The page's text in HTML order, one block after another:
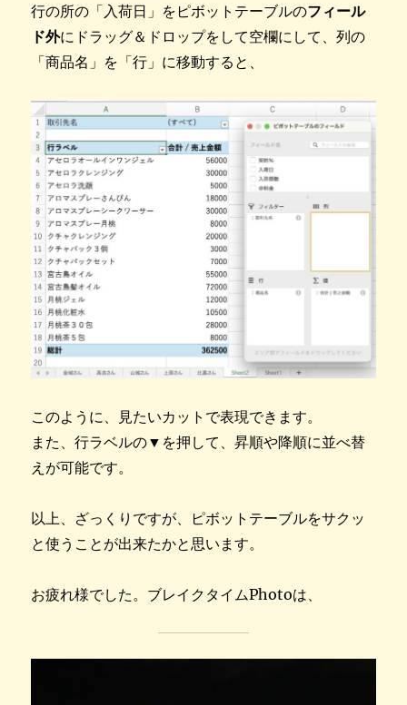
行の所の「入荷日」をピボットテーブルのフィール
ド外にドラッグ＆ドロップをして空欄にして、列の
「商品名」を「行」に移動すると、
このように、見たいカットで表現できます。
また、行ラベルの▼を押して、昇順や降順に並べ替
えが可能です。
以上、ざっくりですが、ピボットテーブルをサクッ
と使うことが出来たかと思います。
お疲れ様でした。ブレイクタイムPhotoは、